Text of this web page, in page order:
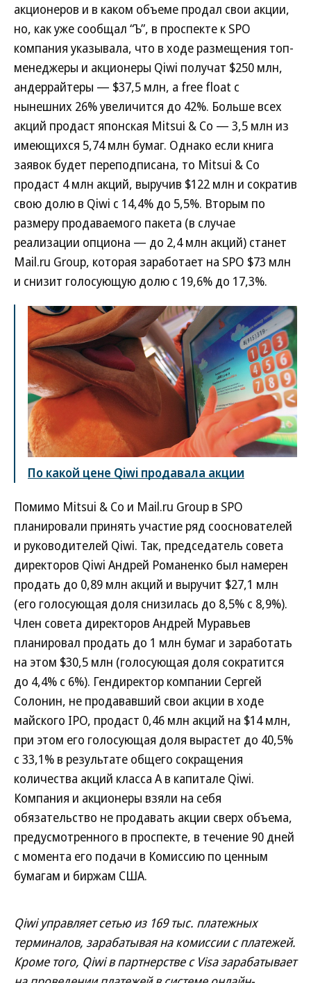
акционеров и в каком объеме продал свои акции,
но, как уже сообщал “Ъ”, в проспекте к SPO
компания указывала, что в ходе размещения топ-
менеджеры и акционеры Qiwi получат $250 млн,
андеррайтеры — $37,5 млн, а free float с
нынешних 26% увеличится до 42%. Больше всех
акций продаст японская Mitsui & Co — 3,5 млн из
имеющихся 5,74 млн бумаг. Однако если книга
заявок будет переподписана, то Mitsui & Co
продаст 4 млн акций, выручив $122 млн и сократив
свою долю в Qiwi c 14,4% до 5,5%. Вторым по
размеру продаваемого пакета (в случае
реализации опциона — до 2,4 млн акций) станет
Mail.ru Group, которая заработает на SPO $73 млн
и снизит голосующую долю с 19,6% до 17,3%.
По какой цене Qiwi продавала акции
Помимо Mitsui & Co и Mail.ru Group в SPO
планировали принять участие ряд сооснователей
и руководителей Qiwi. Так, председатель совета
директоров Qiwi Андрей Романенко был намерен
продать до 0,89 млн акций и выручит $27,1 млн
(его голосующая доля снизилась до 8,5% с 8,9%).
Член совета директоров Андрей Муравьев
планировал продать до 1 млн бумаг и заработать
на этом $30,5 млн (голосующая доля сократится
до 4,4% с 6%). Гендиректор компании Сергей
Солонин, не продававший свои акции в ходе
майского IPO, продаст 0,46 млн акций на $14 млн,
при этом его голосующая доля вырастет до 40,5%
с 33,1% в результате общего сокращения
количества акций класса А в капитале Qiwi.
Компания и акционеры взяли на себя
обязательство не продавать акции сверх объема,
предусмотренного в проспекте, в течение 90 дней
с момента его подачи в Комиссию по ценным
бумагам и биржам США.
Qiwi управляет сетью из 169 тыс. платежных
терминалов, зарабатывая на комиссии с платежей.
Кроме того, Qiwi в партнерстве с Visa зарабатывает